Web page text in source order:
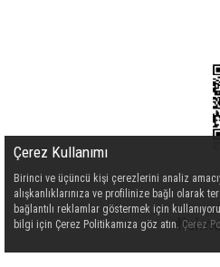
Çerez Kullanımı
Birinci ve üçüncü kişi çerezlerini analiz
alışkanlıklarınıza ve profilinize bağlı olarak
bağlantılı reklamlar göstermek için
bilgi için Çerez Politikamıza göz atın. Çerez